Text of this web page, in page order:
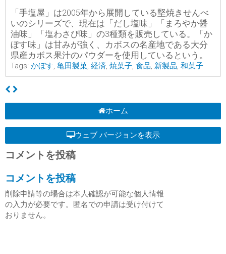
「手塩屋」は2005年から展開している堅焼きせんべ
いのシリーズで、現在は「だし塩味」「まろやか醤
油味」「塩わさび味」の3種類を販売している。「か
ぼす味」は甘みが強く、カボスの名産地である大分
県産カボス果汁のパウダーを使用しているという。
Tags: かぼす, 亀田製菓, 経済, 焼菓子, 食品, 新製品, 和菓子
ホーム
ウェブ バージョンを表示
コメントを投稿
コメントを投稿
削除申請等の場合は本人確認が可能な個人情報
の入力が必要です。匿名での申請は受け付けて
おりません。